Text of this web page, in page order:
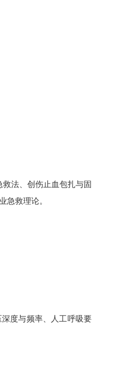
法、创伤止血包扎与固
急救理论。
度与频率、人工呼吸要